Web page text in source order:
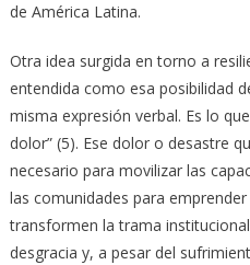
de América Latina.
Otra idea surgida en torno a
entendida como esa posibilidad
misma expresión verbal. Es lo
dolor” (5). Ese dolor o desastre
necesario para movilizar las
las comunidades para
transformen la trama
desgracia y, a pesar del